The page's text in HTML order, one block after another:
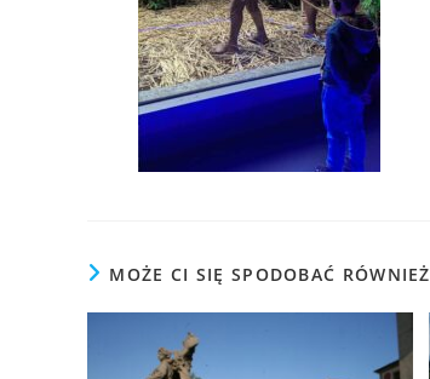
MOŻE CI SIĘ SPODOBAĆ RÓWNIEŻ